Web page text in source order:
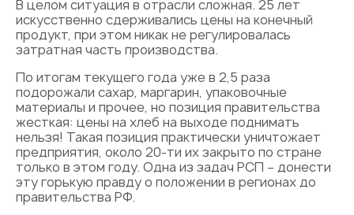
В целом ситуация в отрасли сложная. 25 лет
искусственно сдерживались цены на конечный
продукт, при этом никак не регулировалась
затратная часть производства.
По итогам текущего года уже в 2,5 раза
подорожали сахар, маргарин, упаковочные
материалы и прочее, но позиция правительства
жесткая: цены на хлеб на выходе поднимать
нельзя! Такая позиция практически уничтожает
предприятия, около 20-ти их закрыто по стране
только в этом году. Одна из задач РСП – донести
эту горькую правду о положении в регионах до
правительства РФ.